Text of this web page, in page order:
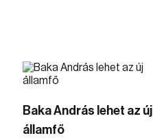
Baka András lehet az új
államfő